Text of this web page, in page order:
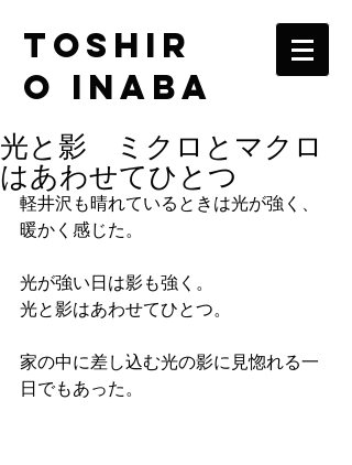
TOSHIR
O INABA
光と影 ミクロとマクロ
はあわせてひとつ
軽井沢も晴れているときは光が強く、
暖かく感じた。
光が強い日は影も強く。
光と影はあわせてひとつ。
家の中に差し込む光の影に見惚れる一
日でもあった。